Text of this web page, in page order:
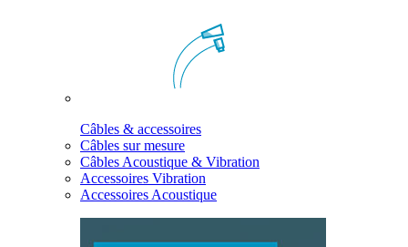
Câbles & accessoires
Câbles sur mesure
Câbles Acoustique & Vibration
Accessoires Vibration
Accessoires Acoustique